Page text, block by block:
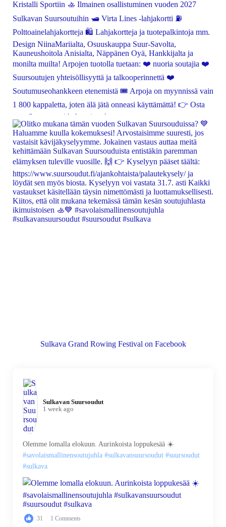
Sulkava Grand Rowing Festival on Facebook
Sulkavan Suursoudut️
1 week ago
Olemme lomalla elokuun. Aurinkoista loppukesää ☀️
#savolaismallinensoutujuhla #sulkavansuursoudut #suursoudut
#sulkava
31 1 Comments